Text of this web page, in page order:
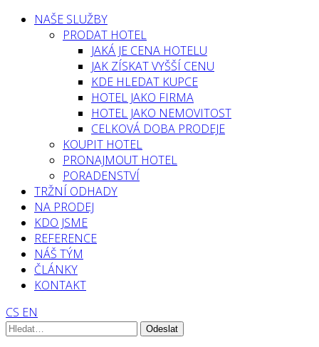
NAŠE SLUŽBY
PRODAT HOTEL
JAKÁ JE CENA HOTELU
JAK ZÍSKAT VYŠŠÍ CENU
KDE HLEDAT KUPCE
HOTEL JAKO FIRMA
HOTEL JAKO NEMOVITOST
CELKOVÁ DOBA PRODEJE
KOUPIT HOTEL
PRONAJMOUT HOTEL
PORADENSTVÍ
TRŽNÍ ODHADY
NA PRODEJ
KDO JSME
REFERENCE
NÁŠ TÝM
ČLÁNKY
KONTAKT
CS EN